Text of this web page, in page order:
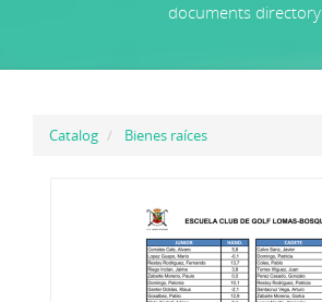
documents directory
Catalog Bienes raíces